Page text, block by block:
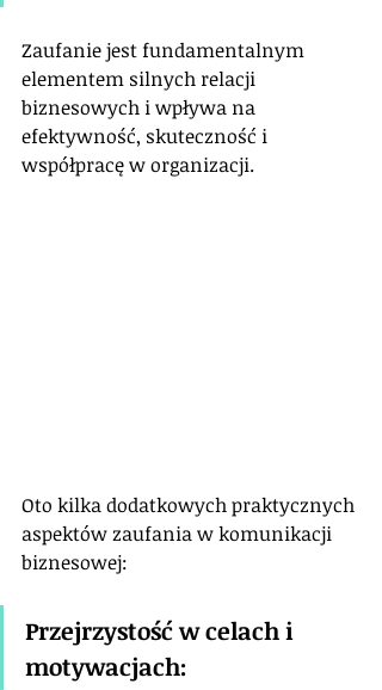
Zaufanie jest fundamentalnym
elementem silnych relacji
biznesowych i wpływa na
efektywność, skuteczność i
współpracę w organizacji.
Oto kilka dodatkowych praktycznych
aspektów zaufania w komunikacji
biznesowej:
Przejrzystość w celach i
motywacjach: